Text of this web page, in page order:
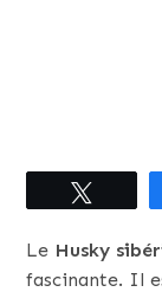
Le Husky
fascinante. Il